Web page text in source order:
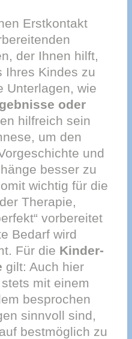
Erstkontakt
der Ihnen hilft,
Ihres Kindes zu
Unterlagen, wie
oder
hilfreich sein
um den
und
besser zu
wichtig für die
Therapie,
vorbereitet
Bedarf wird
Für die Kinder-
gilt: Auch hier
mit einem
besprochen
sinnvoll sind,
bestmöglich zu